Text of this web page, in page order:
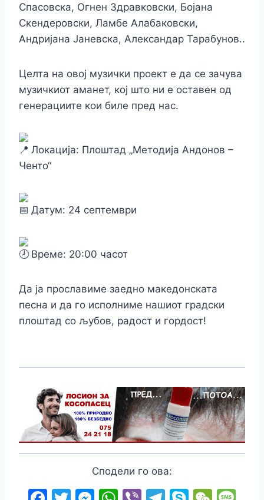
Спасовска, Огнен Здравковски, Бојана
Скендеровски, Ламбе Алабаковски,
Андријана Јаневска, Александар Тарабунов..
Целта на овој музички проект е да се зачува
музичкиот аманет, кој што ни е оставен од
генерациите кои биле пред нас.
Локација: Плоштад „Методија Андонов –
Ченто“
Датум: 24 септември
Време: 20:00 часот
Да ја прославиме заедно македонската
песна и да го исполниме нашиот градски
плоштад со љубов, радост и гордост!
Сподели го ова: